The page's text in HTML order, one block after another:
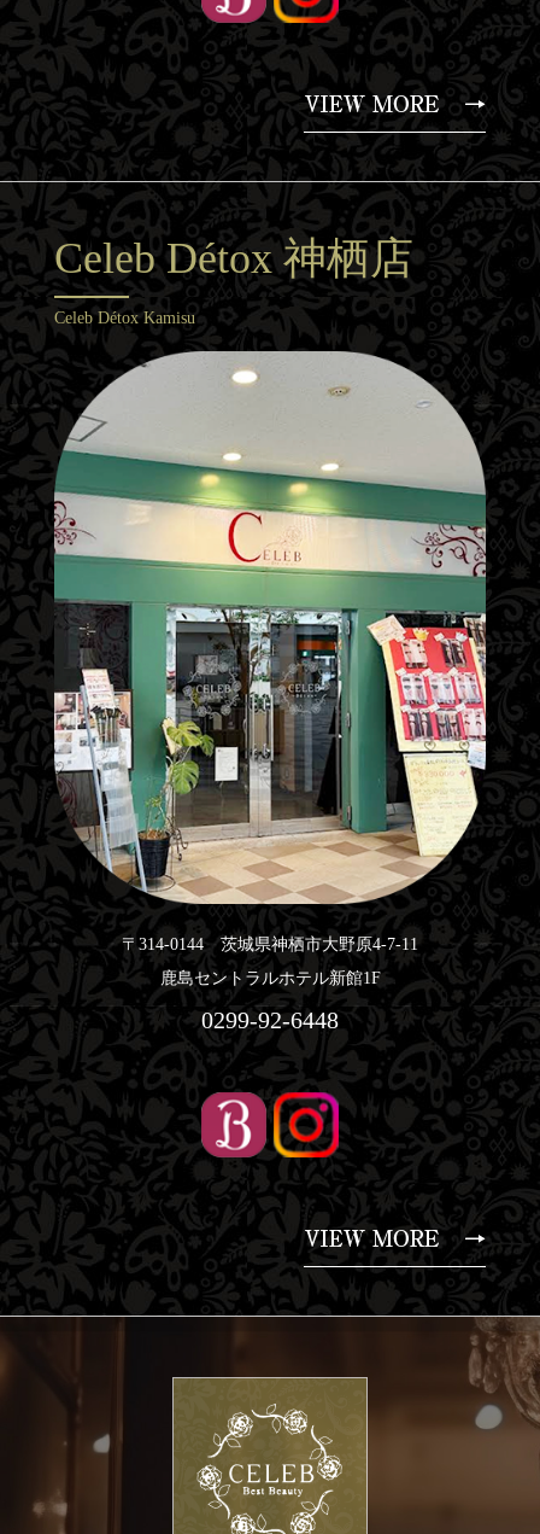
Celeb Détox 神栖店
Celeb Détox Kamisu
〒314-0144 茨城県神栖市大野原4-7-11
鹿島セントラルホテル新館1F
0299-92-6448